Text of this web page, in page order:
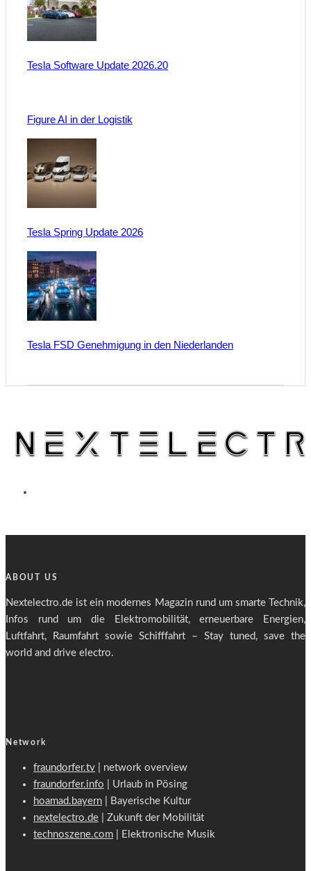
Tesla Software Update 2026.20
Figure AI in der Logistik
Tesla Spring Update 2026
Tesla FSD Genehmigung in den Niederlanden
ABOUT US
Nextelectro.de ist ein modernes Magazin rund um smarte Technik,
Infos rund um die Elektromobilität, erneuerbare Energien,
Luftfahrt, Raumfahrt sowie Schifffahrt – Stay tuned, save the
world and drive electro.
Network
fraundorfer.tv | network overview
fraundorfer.info | Urlaub in Pösing
hoamad.bayern | Bayerische Kultur
nextelectro.de | Zukunft der Mobilität
technoszene.com | Elektronische Musik